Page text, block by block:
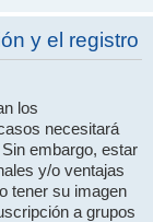
y el registro
los
necesitará
embargo, estar
y/o ventajas
tener su imagen
a grupos